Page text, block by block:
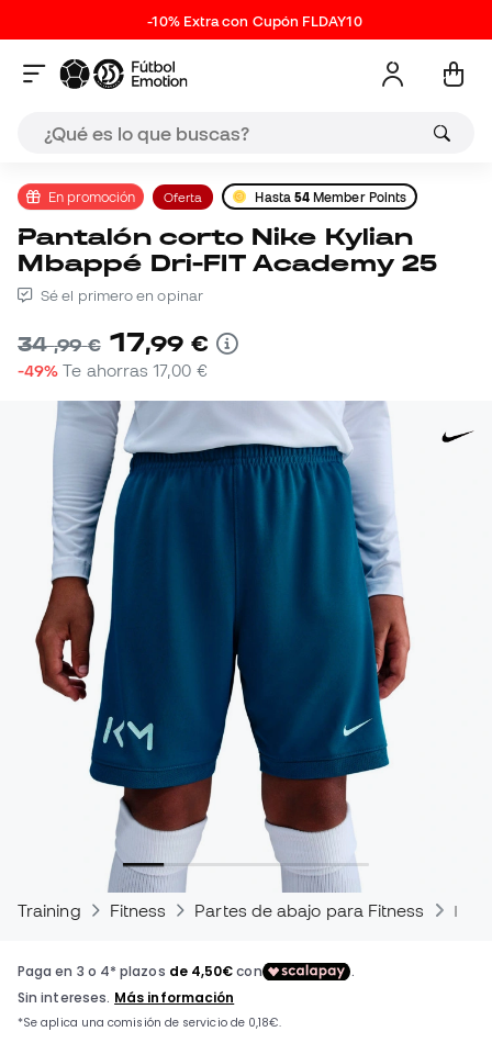
-10% Extra con Cupón FLDAY10
En promoción Oferta Hasta 54 Member Points
Pantalón corto Nike Kylian
Mbappé Dri-FIT Academy 25
Sé el primero en opinar
34,99 € 17,99 €
-49% Te ahorras17,00 €
Training Fitness Partes de abajo para Fitness